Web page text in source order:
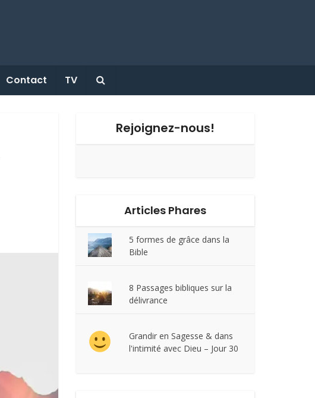
Contact TV
Rejoignez-nous!
Articles Phares
5 formes de grâce dans la
Bible
8 Passages bibliques sur la
délivrance
Grandir en Sagesse & dans
l'intimité avec Dieu – Jour 30